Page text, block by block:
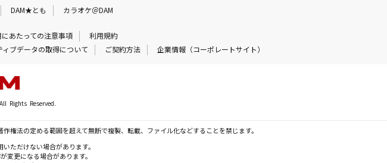
DAM★とも カラオケ＠DAM
あたっての注意事項
利用規約
ィブデータの取得について ご契約方法 企業情報（コーポレートサイト）
Rights Reserved.
権法の定める範囲を超えて無断で複製、転載、ファイル化などすることを禁じます。
ただけない場合があります。
変更になる場合があります。